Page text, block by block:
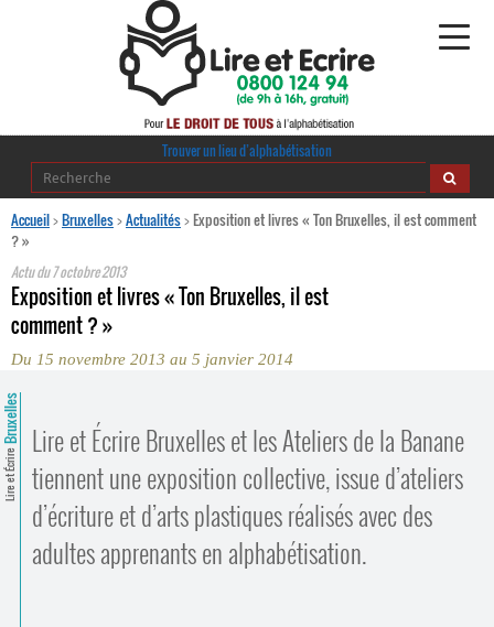
Alphabétisation
·
Comprendre et parler
Espace presse
Contacts
Trouver un lieu d’alphabétisation
Trouver un lieu d’alphabétisation
Accueil>Bruxelles>Actualités>Exposition et livres « Ton Bruxelles, il est comment
? »
Actu du7 octobre 2013
Exposition et livres « Ton Bruxelles, il est
comment ? »
Du 15 novembre 2013 au 5 janvier 2014
Lire et Écrire
Bruxelles Lire et Écrire Bruxelles et les Ateliers de la Banane
tiennent une exposition collective, issue d’ateliers
d’écriture et d’arts plastiques réalisés avec des
adultes apprenants en alphabétisation.